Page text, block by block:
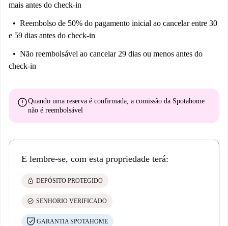
mais antes do check-in
Reembolso de 50% do pagamento inicial ao cancelar entre 30
e 59 dias antes do check-in
Não reembolsável ao cancelar 29 dias ou menos antes do
check-in
errorQuando uma reserva é confirmada, a comissão da Spotahome
não é reembolsável
E lembre-se, com esta propriedade terá:
lock DEPÓSITO PROTEGIDO
check_circle SENHORIO VERIFICADO
GARANTIA SPOTAHOME